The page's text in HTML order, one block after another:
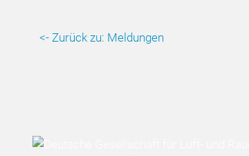
<- Zurück zu: Meldungen